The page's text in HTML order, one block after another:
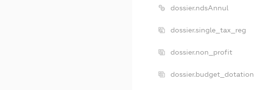
dossier.ndsAnnul
dossier.single_tax_reg
dossier.non_profit
dossier.budget_dotation